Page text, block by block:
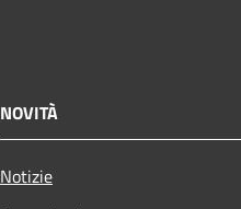
NOVITÀ
Notizie